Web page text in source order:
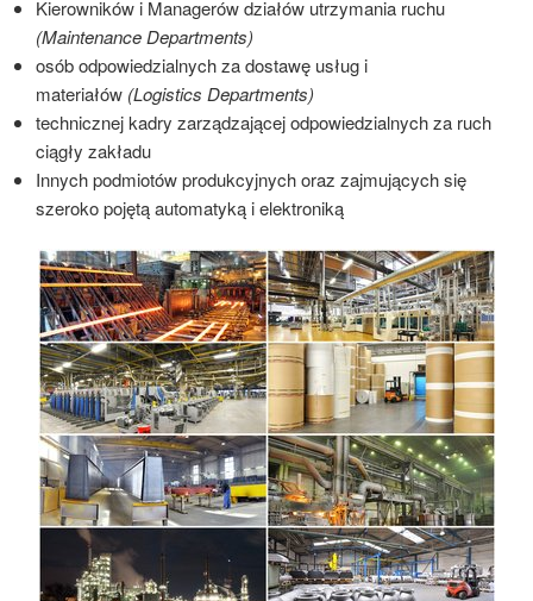
Kierowników i Managerów działów utrzymania ruchu
(Maintenance Departments)
osób odpowiedzialnych za dostawę usług i
materiałów (Logistics Departments)
technicznej kadry zarządzającej odpowiedzialnych za ruch
ciągły zakładu
Innych podmiotów produkcyjnych oraz zajmujących się
szeroko pojętą automatyką i elektroniką